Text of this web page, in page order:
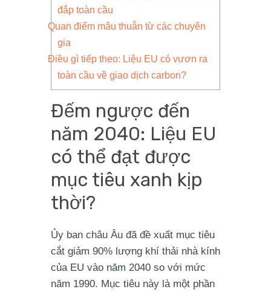
đắp toàn cầu
Quan điểm mâu thuẫn từ các chuyên
gia
Điều gì tiếp theo: Liệu EU có vươn ra
toàn cầu về giao dịch carbon?
Đếm ngược đến
năm 2040: Liệu EU
có thể đạt được
mục tiêu xanh kịp
thời?
Ủy ban châu Âu đã đề xuất mục tiêu
cắt giảm 90% lượng khí thải nhà kính
của EU vào năm 2040 so với mức
năm 1990. Mục tiêu này là một phần